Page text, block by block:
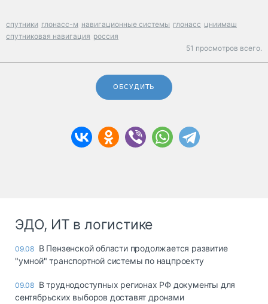
спутники глонасс-м навигационные системы глонасс цниимаш
спутниковая навигация россия
51 просмотров всего.
ОБСУДИТЬ
ЭДО, ИТ в логистике
09.08 В Пензенской области продолжается развитие
"умной" транспортной системы по нацпроекту
09.08 В труднодоступных регионах РФ документы для
сентябрьских выборов доставят дронами